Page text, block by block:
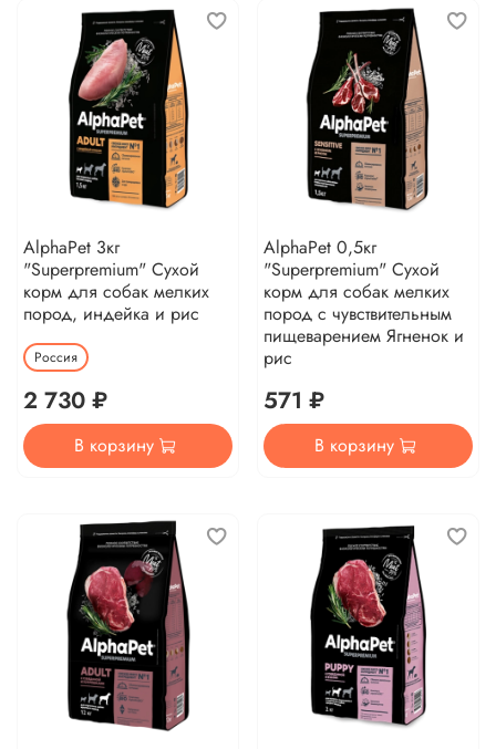
AlphaPet 3кг
"Superpremium" Сухой
корм для собак мелких
пород, индейка и рис
Россия
2 730 ₽
В корзину
AlphaPet 0,5кг
"Superpremium" Сухой
корм для собак мелких
пород с чувствительным
пищеварением Ягненок и
рис
571 ₽
В корзину